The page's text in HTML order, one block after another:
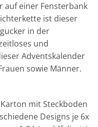
auf einer Fensterbank
ist dieser
in der
und
Adventskalender
sowie Männer.
mit Steckboden
Designs je 6x